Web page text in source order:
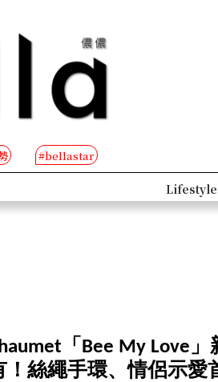
#bellastar
Lifestyle
「Bee My Love
！絲繩手環、情侶示愛